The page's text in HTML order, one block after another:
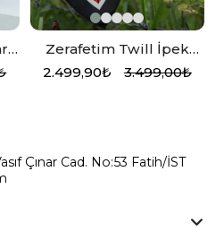
Zerafetim Twill İpek
Eşarp Siyah, Kırmızı,
2.499,90₺ 3.499,00₺
Çınar Cad. No:53 Fatih/İST